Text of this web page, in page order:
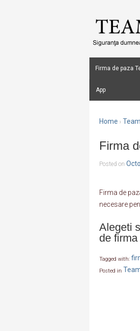
Firma de paza
App
Home ›
Firma
Posted on
Firma de
necesare
Alegeti
de
Tagged with:
Posted in